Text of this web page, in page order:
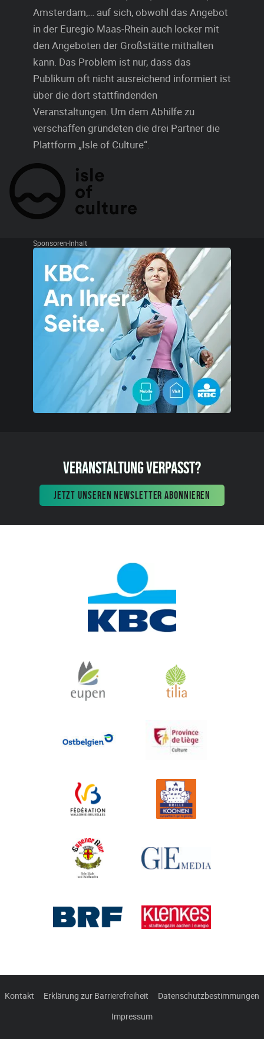
Amsterdam,… auf sich, obwohl das Angebot
in der Euregio Maas-Rhein auch locker mit
den Angeboten der Großstätte mithalten
kann. Das Problem ist nur, dass das
Publikum oft nicht ausreichend informiert ist
über die dort stattfindenden
Veranstaltungen. Um dem Abhilfe zu
verschaffen gründeten die drei Partner die
Plattform „Isle of Culture“.
Sponsoren-Inhalt
VERANSTALTUNG VERPASST?
JETZT UNSEREN NEWSLETTER ABONNIEREN
Kontakt Erklärung zur Barrierefreiheit
Datenschutzbestimmungen
Impressum